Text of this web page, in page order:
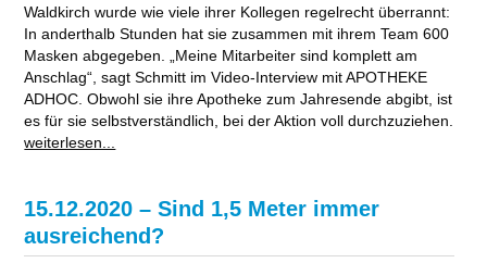
Waldkirch wurde wie viele ihrer Kollegen regelrecht überrannt:
In anderthalb Stunden hat sie zusammen mit ihrem Team 600
Masken abgegeben. „Meine Mitarbeiter sind komplett am
Anschlag“, sagt Schmitt im Video-Interview mit APOTHEKE
ADHOC. Obwohl sie ihre Apotheke zum Jahresende abgibt, ist
es für sie selbstverständlich, bei der Aktion voll durchzuziehen.
weiterlesen...
15.12.2020 – Sind 1,5 Meter immer
ausreichend?